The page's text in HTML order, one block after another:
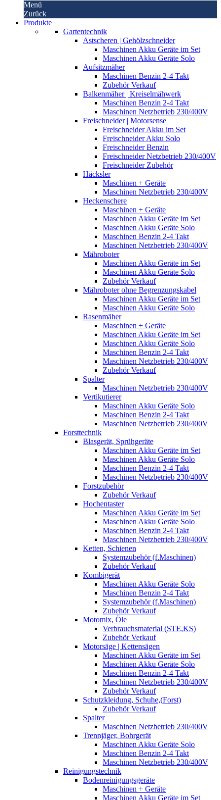
Menü
Zurück
Produkte
Gartentechnik
Astscheren | Gehölzschneider
Maschinen Akku Geräte im Set
Maschinen Akku Geräte Solo
Aufsitzmäher
Maschinen Benzin 2-4 Takt
Zubehör Verkauf
Balkenmäher | Kreiselmähwerk
Maschinen Benzin 2-4 Takt
Maschinen Netzbetrieb 230/400V
Freischneider | Motorsense
Freischneider Akku im Set
Freischneider Akku Solo
Freischneider Benzin
Freischneider Netzbetrieb 230/400V
Freischneider Zubehör
Häcksler
Maschinen + Geräte
Maschinen Netzbetrieb 230/400V
Heckenschere
Maschinen + Geräte
Maschinen Akku Geräte im Set
Maschinen Akku Geräte Solo
Maschinen Benzin 2-4 Takt
Maschinen Netzbetrieb 230/400V
Mähroboter
Maschinen Akku Geräte im Set
Maschinen Akku Geräte Solo
Zubehör Verkauf
Mähroboter ohne Begrenzungskabel
Maschinen Akku Geräte im Set
Maschinen Akku Geräte Solo
Rasenmäher
Maschinen + Geräte
Maschinen Akku Geräte im Set
Maschinen Akku Geräte Solo
Maschinen Benzin 2-4 Takt
Maschinen Netzbetrieb 230/400V
Zubehör Verkauf
Spalter
Maschinen Netzbetrieb 230/400V
Vertikutierer
Maschinen Akku Geräte Solo
Maschinen Benzin 2-4 Takt
Maschinen Netzbetrieb 230/400V
Forsttechnik
Blasgerät, Sprühgeräte
Maschinen Akku Geräte im Set
Maschinen Akku Geräte Solo
Maschinen Benzin 2-4 Takt
Maschinen Netzbetrieb 230/400V
Forstzubehör
Zubehör Verkauf
Hochentaster
Maschinen Akku Geräte im Set
Maschinen Akku Geräte Solo
Maschinen Benzin 2-4 Takt
Maschinen Netzbetrieb 230/400V
Ketten, Schienen
Systemzubehör (f.Maschinen)
Zubehör Verkauf
Kombigerät
Maschinen Akku Geräte Solo
Maschinen Benzin 2-4 Takt
Systemzubehör (f.Maschinen)
Zubehör Verkauf
Motomix, Öle
Verbrauchsmaterial (STE,KS)
Zubehör Verkauf
Motorsäge | Kettensägen
Maschinen Akku Geräte im Set
Maschinen Akku Geräte Solo
Maschinen Benzin 2-4 Takt
Maschinen Netzbetrieb 230/400V
Zubehör Verkauf
Schutzkleidung, Schuhe,(Forst)
Zubehör Verkauf
Spalter
Maschinen Netzbetrieb 230/400V
Trennjäger, Bohrgerät
Maschinen Akku Geräte Solo
Maschinen Benzin 2-4 Takt
Maschinen Netzbetrieb 230/400V
Reinigungstechnik
Bodenreinigungsgeräte
Maschinen + Geräte
Maschinen Akku Geräte im Set